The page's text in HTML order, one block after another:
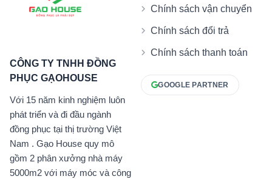
CÔNG TY TNHH ĐỒNG
PHỤC GẠOHOUSE
Với 15 năm kinh nghiệm luôn
phát triển và đi đầu ngành
đồng phục tại thị trường Việt
Nam . Gạo House quy mô
gồm 2 phân xưởng nhà máy
5000m2 với máy móc và công
Chính sách vận chuyển
Chính sách đổi trả
Chính sách thanh toán
GOOGLE PARTNER